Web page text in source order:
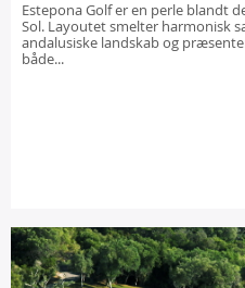
Estepona Golf er en perle blandt
Sol. Layoutet smelter harmonisk
andalusiske landskab og
både...